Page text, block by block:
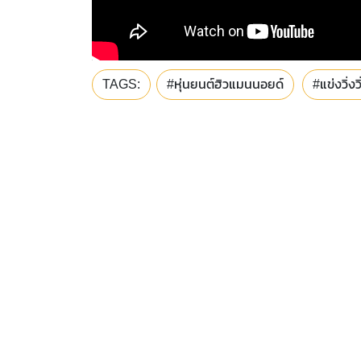
TAGS: #หุ่นยนต์ฮิวแมนนอยด์ #แข่งวิ่ง